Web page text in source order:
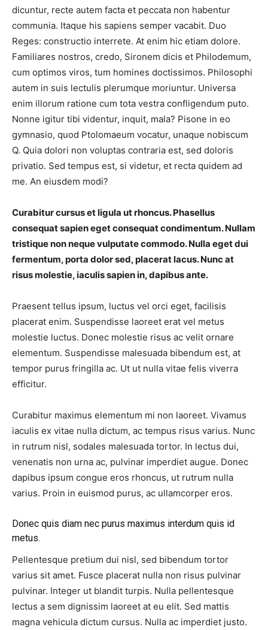
dicuntur, recte autem facta et peccata non habentur
communia. Itaque his sapiens semper vacabit. Duo
Reges: constructio interrete. At enim hic etiam dolore.
Familiares nostros, credo, Sironem dicis et Philodemum,
cum optimos viros, tum homines doctissimos. Philosophi
autem in suis lectulis plerumque moriuntur. Universa
enim illorum ratione cum tota vestra confligendum puto.
Nonne igitur tibi videntur, inquit, mala? Pisone in eo
gymnasio, quod Ptolomaeum vocatur, unaque nobiscum
Q. Quia dolori non voluptas contraria est, sed doloris
privatio. Sed tempus est, si videtur, et recta quidem ad
me. An eiusdem modi?
Curabitur cursus et ligula ut rhoncus. Phasellus
consequat sapien eget consequat condimentum. Nullam
tristique non neque vulputate commodo. Nulla eget dui
fermentum, porta dolor sed, placerat lacus. Nunc at
risus molestie, iaculis sapien in, dapibus ante.
Praesent tellus ipsum, luctus vel orci eget, facilisis
placerat enim. Suspendisse laoreet erat vel metus
molestie luctus. Donec molestie risus ac velit ornare
elementum. Suspendisse malesuada bibendum est, at
tempor purus fringilla ac. Ut ut nulla vitae felis viverra
efficitur.
Curabitur maximus elementum mi non laoreet. Vivamus
iaculis ex vitae nulla dictum, ac tempus risus varius. Nunc
in rutrum nisl, sodales malesuada tortor. In lectus dui,
venenatis non urna ac, pulvinar imperdiet augue. Donec
dapibus ipsum congue eros rhoncus, ut rutrum nulla
varius. Proin in euismod purus, ac ullamcorper eros.
Donec quis diam nec purus maximus interdum quis id
metus.
Pellentesque pretium dui nisl, sed bibendum tortor
varius sit amet. Fusce placerat nulla non risus pulvinar
pulvinar. Integer ut blandit turpis. Nulla pellentesque
lectus a sem dignissim laoreet at eu elit. Sed mattis
magna vehicula dictum cursus. Nulla ac imperdiet justo.